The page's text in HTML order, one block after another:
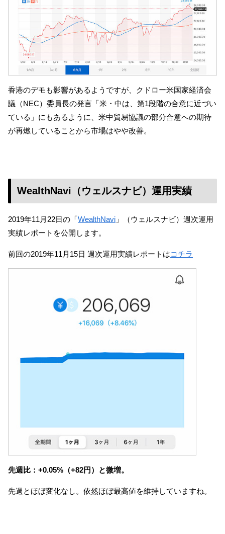
香港のデモも影響があるようですが、クドロー米国家経済会
議（NEC）委員長の発言「米・中は、第1段階の合意に近づい
ている」にもあるように、米中貿易協議の部分合意への期待
が再燃していることから市場はやや改善。
WealthNavi（ウェルスナビ）運用実績
2019年11月22日の「WealthNavi 」（ウェルスナビ）週次運用
実績レポートを公開します。
前回の2019年11月15日 週次運用実績レポートはコチラ
先週比：+0.05%（+82円）と微増。
先週とほぼ変化なし。依然ほぼ最高値を維持していますね。